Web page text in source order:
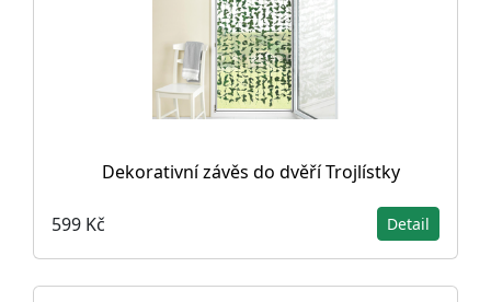
Dekorativní závěs do dvěří Trojlístky
599 Kč Detail